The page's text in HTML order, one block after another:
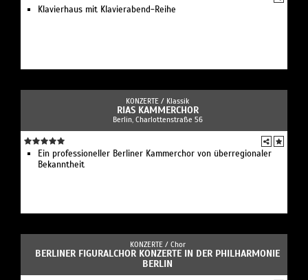
Klavierhaus mit Klavierabend-Reihe
KONZERTE / Klassik
RIAS KAMMERCHOR
Berlin, Charlottenstraße 56
Ein professioneller Berliner Kammerchor von überregionaler
Bekanntheit
KONZERTE / Chor
BERLINER FIGURALCHOR KONZERTE IN DER PHILHARMONIE
BERLIN